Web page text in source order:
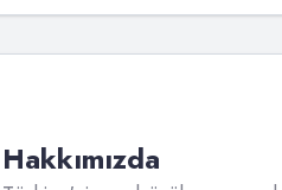
Hakkımızda